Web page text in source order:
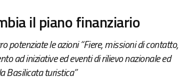
il piano finanziario
potenziate le azioni “Fiere, missioni di contatto,
ad iniziative ed eventi di rilievo nazionale ed
Basilicata turistica”